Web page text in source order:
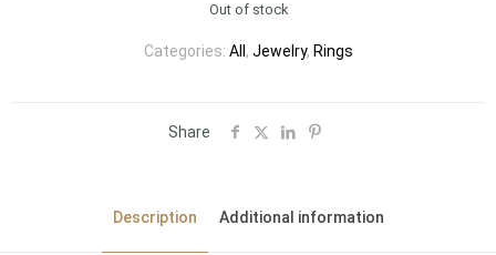
Out of stock
Categories: All , Jewelry, Rings
Share
Description Additional information